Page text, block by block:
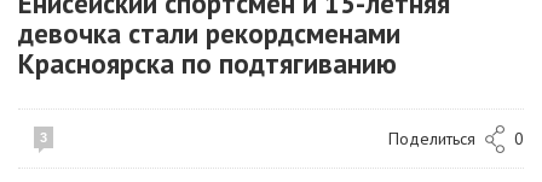
девочка стали рекордсменами
Красноярска по подтягиванию
3 Поделиться 0